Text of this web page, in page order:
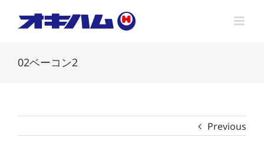
02ベーコン2
Previous